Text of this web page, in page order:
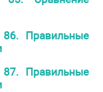
86. Правильные
87. Правильные